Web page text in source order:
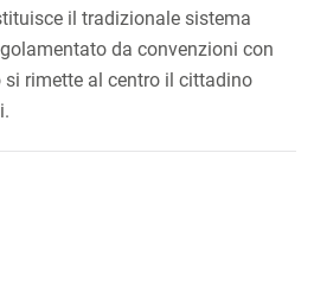
il tradizionale sistema
da convenzioni con
rimette al centro il cittadino